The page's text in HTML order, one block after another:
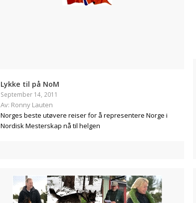
Lykke til på NoM
September 14, 2011
Av: Ronny Lauten
Norges beste utøvere reiser for å representere Norge i
Nordisk Mesterskap nå til helgen